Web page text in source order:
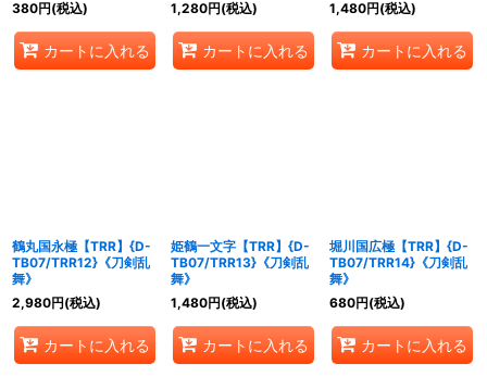
380円(税込)
カートに入れる
1,280円(税込)
カートに入れる
1,480円(税込)
カートに入れる
鶴丸国永極【TRR】{D-
TB07/TRR12}《刀剣乱
舞》
2,980円(税込)
カートに入れる
姫鶴一文字【TRR】{D-
TB07/TRR13}《刀剣乱
舞》
1,480円(税込)
カートに入れる
堀川国広極【TRR】{D-
TB07/TRR14}《刀剣乱
舞》
680円(税込)
カートに入れる